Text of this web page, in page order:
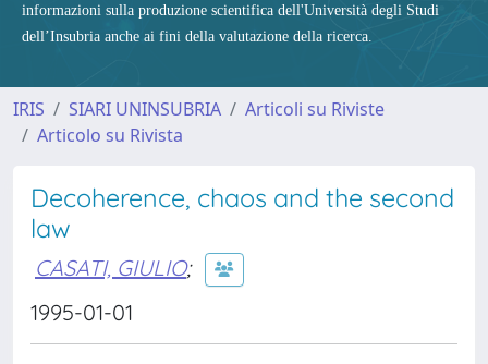
informazioni sulla produzione scientifica dell'Università degli Studi
dell’Insubria anche ai fini della valutazione della ricerca.
IRIS SIARI UNINSUBRIA
Articoli su Riviste
Articolo su Rivista
Decoherence, chaos and the second
law
CASATI, GIULIO;
1995-01-01